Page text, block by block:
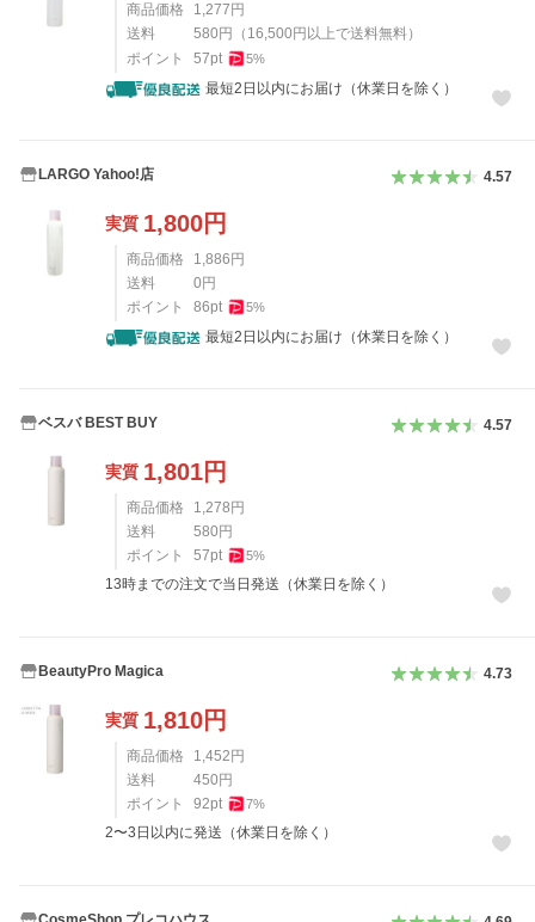
商品価格 1,277 円
送料
580 円 （ 16,500 円以上で送料無料）
ポイント
57pt 5%
最短2日以内にお届け（休業日を除く）
LARGO Yahoo!店 4.57
実質 1,800円
商品価格 1,886 円
送料
0 円
ポイント
86pt 5%
最短2日以内にお届け（休業日を除く）
ベスバ BEST BUY 4.57
実質 1,801円
商品価格 1,278 円
送料
580 円
ポイント
57pt 5%
13時までの注文で当日発送（休業日を除く）
BeautyPro Magica 4.73
実質 1,810円
商品価格 1,452 円
送料
450 円
ポイント
92pt 7%
2〜3日以内に発送（休業日を除く）